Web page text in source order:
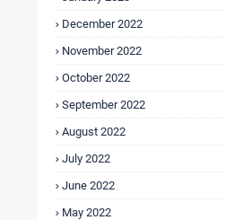
December 2022
November 2022
October 2022
September 2022
August 2022
July 2022
June 2022
May 2022